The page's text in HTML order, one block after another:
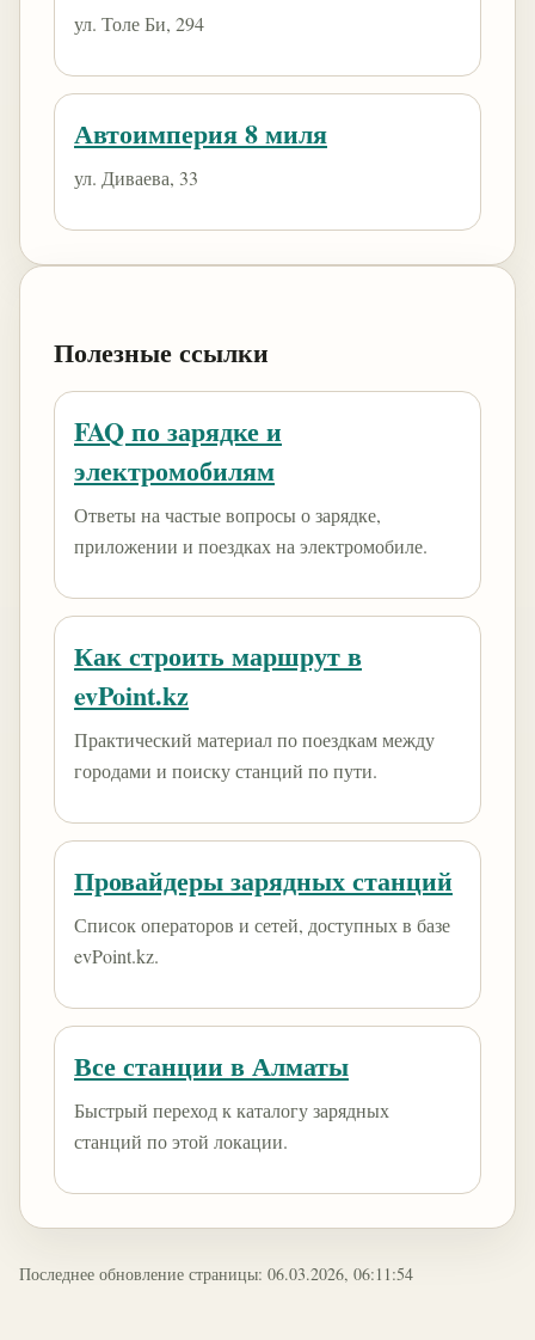
ул. Толе Би, 294
Автоимперия 8 миля
ул. Диваева, 33
Полезные ссылки
FAQ по зарядке и
электромобилям
Ответы на частые вопросы о зарядке,
приложении и поездках на электромобиле.
Как строить маршрут в
evPoint.kz
Практический материал по поездкам между
городами и поиску станций по пути.
Провайдеры зарядных станций
Список операторов и сетей, доступных в базе
evPoint.kz.
Все станции в Алматы
Быстрый переход к каталогу зарядных
станций по этой локации.
Последнее обновление страницы: 06.03.2026, 06:11:54